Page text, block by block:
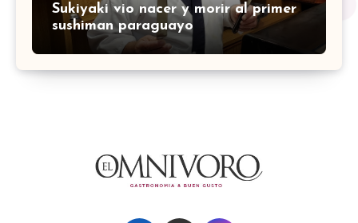
Sukiyaki vio nacer y morir al primer
sushiman paraguayo